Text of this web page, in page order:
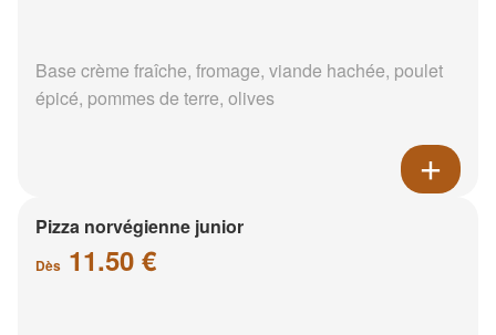
Base crème fraîche, fromage, viande hachée, poulet
épicé, pommes de terre, olives
Pizza norvégienne junior
Dès 11.50 €